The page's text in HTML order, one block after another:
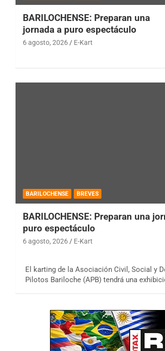
BARILOCHENSE: Preparan una
jornada a puro espectáculo
6 agosto, 2026 E-Kart
BARILOCHENSE BREVES
BARILOCHENSE: Preparan una
puro espectáculo
6 agosto, 2026 E-Kart
El karting de la Asociación Civil, Social y
Pilotos Bariloche (APB) tendrá una